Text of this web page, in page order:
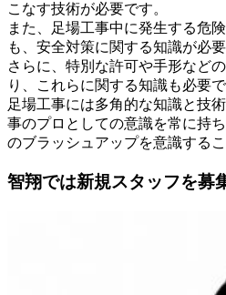
こなす技術が必要です。
また、足場工事中に発生する危
も、安全対策に関する知識が必要
さらに、特別な許可や手形など
り、これらに関する知識も必要で
足場工事には多角的な知識と技
事のプロとしての意識を常に持
のブラッシュアップを意識する
智翔では新規スタッフを募